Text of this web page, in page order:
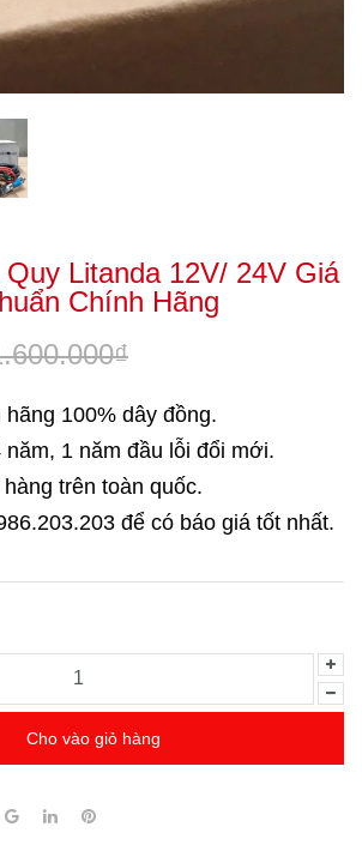
Litanda 12V/ 24V Giá
Chính Hãng
hãng 100% dây đồng.
năm, 1 năm đầu lỗi đổi mới.
trên toàn quốc.
để có báo giá tốt nhất.
Cho vào giỏ hàng